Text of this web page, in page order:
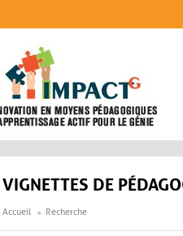
VIGNETTES DE
Accueil Recherche